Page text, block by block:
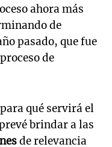
ahora más
de
pasado, que fue
de
qué servirá el
brindar a las
de relevancia